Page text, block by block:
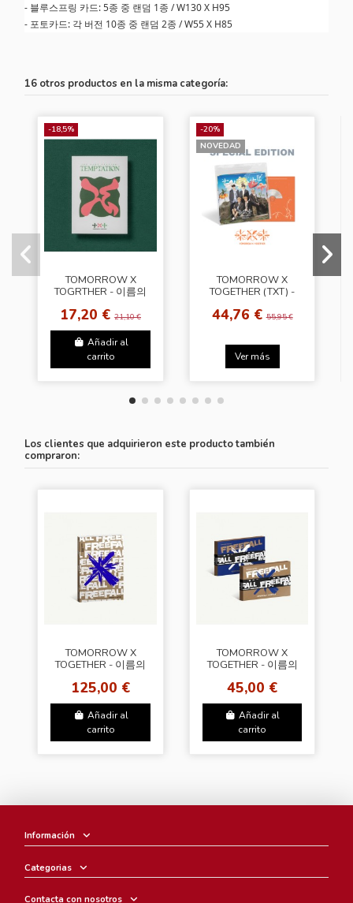
- 블루스프링 카드: 5종 중 랜덤 1종 / W130 X H95
- 포토카드: 각 버전 10종 중 랜덤 2종 / W55 X H85
16 otros productos en la misma categoría:
-18,5%
TOMORROW X
TOGRTHER - 이름의
[Lullaby Ver. -
Random Photobook]
17,20 €21,10 €
Añadir al
carrito
-20%
NOVEDAD
TOMORROW X
TOGETHER (TXT) -
[Special Edition]
44,76 €55,95 €
Ver más
Los clientes que adquirieron este producto también
compraron:
TOMORROW X
TOGETHER - 이름의
[Gravity SET Ver. +
Weverse Gift (WS)]
125,00 €
Añadir al
carrito
TOMORROW X
TOGETHER - 이름의
[Weverse Albums
Set.+ Weverse Gift
(WS)]
45,00 €
Añadir al
carrito
Información
Categorias
Contacta con nosotros